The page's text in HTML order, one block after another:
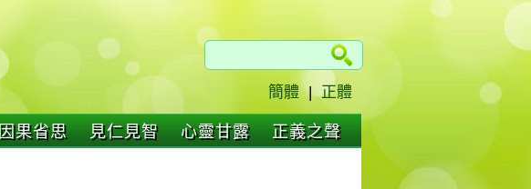
簡體 | 正體
因果省思 見仁見智 心靈甘露 正義之聲